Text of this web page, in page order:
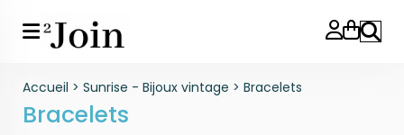
Accueil > Sunrise - Bijoux vintage > Bracelets
Bracelets